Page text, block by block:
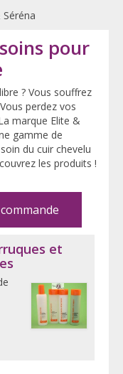
Séréna
pour
? Vous souffrez
perdez vos
marque Elite &
gamme de
du cuir chevelu
les produits !
et